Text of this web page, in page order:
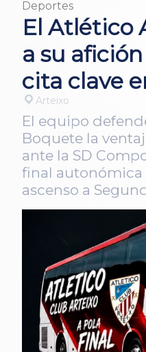
Deportes
El Atlético
a su
cita clave
Arteixo
El equipo
Boquete la
ante la SD
final autonómica
ascenso a